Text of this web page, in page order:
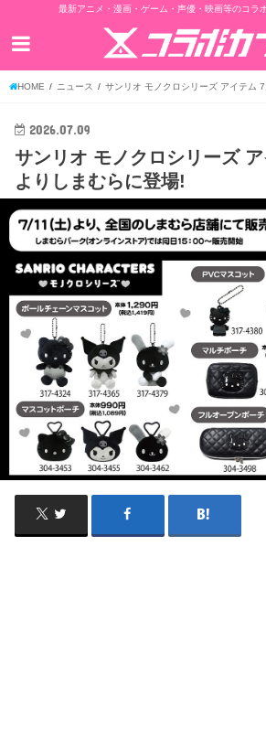
最新アニメ・漫画・ゲーム・声優・映画等のコラ
HOME ニュース サンリオ モノクロシリーズ アイテム
2026.07.09
サンリオ モノクロシリーズ
よりしまむらに登場!